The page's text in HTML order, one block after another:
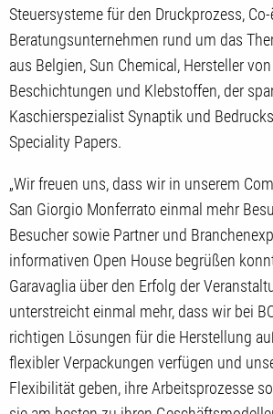
Steuersysteme für den Druckprozess,
Beratungsunternehmen rund um das
aus Belgien, Sun Chemical, Hersteller
Beschichtungen und Klebstoffen, der
Kaschierspezialist Synaptik und
Speciality Papers.
„Wir freuen uns, dass wir in unserem
San Giorgio Monferrato einmal mehr
Besucher sowie Partner und
informativen Open House begrüßen
Garavaglia über den Erfolg der
unterstreicht einmal mehr, dass wir bei
richtigen Lösungen für die Herstellung
flexibler Verpackungen verfügen und
Flexibilität geben, ihre Arbeitsprozesse